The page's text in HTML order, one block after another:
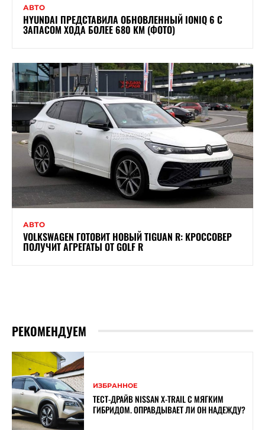
АВТО
HYUNDAI ПРЕДСТАВИЛА ОБНОВЛЕННЫЙ IONIQ 6 С
ЗАПАСОМ ХОДА БОЛЕЕ 680 КМ (ФОТО)
АВТО
VOLKSWAGEN ГОТОВИТ НОВЫЙ TIGUAN R: КРОССОВЕР
ПОЛУЧИТ АГРЕГАТЫ ОТ GOLF R
РЕКОМЕНДУЕМ
ИЗБРАННОЕ
ТЕСТ-ДРАЙВ NISSAN X-TRAIL С МЯГКИМ
ГИБРИДОМ. ОПРАВДЫВАЕТ ЛИ ОН НАДЕЖДУ?